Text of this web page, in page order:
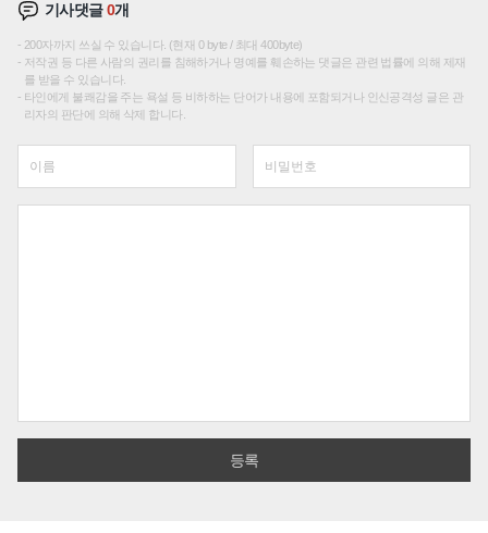
기사댓글0개
200자까지 쓰실 수 있습니다. (현재 0 byte / 최대 400byte)
저작권 등 다른 사람의 권리를 침해하거나 명예를 훼손하는 댓글은 관련 법률에 의해 제재
를 받을 수 있습니다.
타인에게 불쾌감을 주는 욕설 등 비하하는 단어가 내용에 포함되거나 인신공격성 글은 관
리자의 판단에 의해 삭제 합니다.